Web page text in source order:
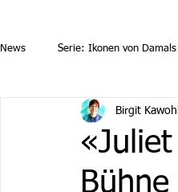
News Serie: Ikonen von Damals
Birgit Kawohl